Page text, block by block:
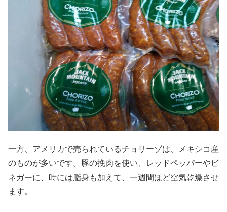
一方、アメリカで売られているチョリーゾは、メキシコ産
のものが多いです。豚の挽肉を使い、レッドペッパーやビ
ネガーに、時には脂身も加えて、一週間ほど空気乾燥させ
ます。